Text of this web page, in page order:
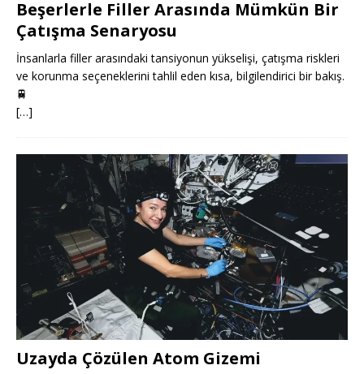
Beşerlerle Filler Arasında Mümkün Bir
Çatışma Senaryosu
İnsanlarla filler arasındaki tansiyonun yükselişi, çatışma riskleri
ve korunma seçeneklerini tahlil eden kısa, bilgilendirici bir bakış.
🚆
[…]
Uzayda Çözülen Atom Gizemi